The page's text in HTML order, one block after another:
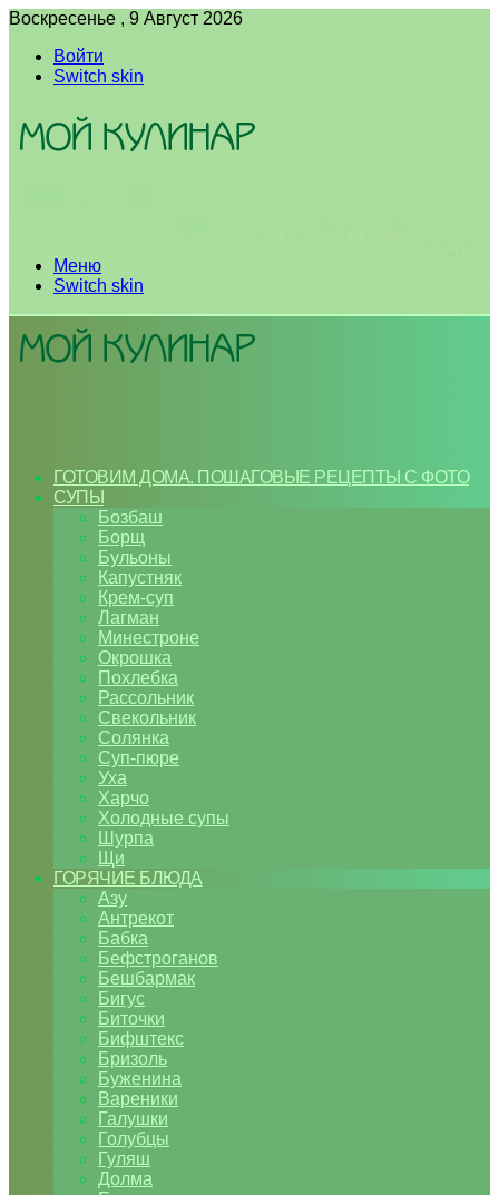
Воскресенье , 9 Август 2026
Войти
Switch skin
Меню
Switch skin
ГОТОВИМ ДОМА. ПОШАГОВЫЕ РЕЦЕПТЫ С ФОТО
СУПЫ
Бозбаш
Борщ
Бульоны
Капустняк
Крем-суп
Лагман
Минестроне
Окрошка
Похлебка
Рассольник
Свекольник
Солянка
Суп-пюре
Уха
Харчо
Холодные супы
Шурпа
Щи
ГОРЯЧИЕ БЛЮДА
Азу
Антрекот
Бабка
Бефстроганов
Бешбармак
Бигус
Биточки
Бифштекс
Бризоль
Буженина
Вареники
Галушки
Голубцы
Гуляш
Долма